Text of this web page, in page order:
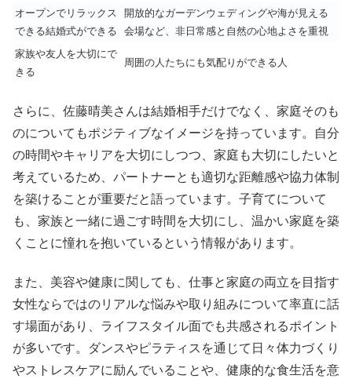
オープンでリラックス
できる結婚式ができる
開放的なガーデンウェディングや海が見える
会場など、非日常感と自然の心地よさを重視
家族や友人を大切にで
きる
周囲の人たちにも気配りができる人
さらに、佐藤晴美さんは結婚相手だけでなく、家庭そのも
のについてもポジティブなイメージを持っています。自分
の時間やキャリアを大切にしつつ、家庭も大切にしたいと
考えているため、パートナーとも適切な距離感や協力体制
を築けることが重要だと語っています。子育てについて
も、家族と一緒に過ごす時間を大切にし、温かい家庭を築
くことに憧れを抱いているという情報があります。
また、美容や健康に関しても、仕事と家庭の両立を目指す
女性ならではのリアルな悩みや取り組みについて率直に話
す場面があり、ライフスタイル面でも共感されるポイント
が多いです。ダンスやピラティスを通じて日々体力づくり
やストレスケアに励んでいることや、健康的な食生活を意